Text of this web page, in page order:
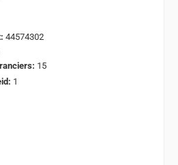
44574302
15
1